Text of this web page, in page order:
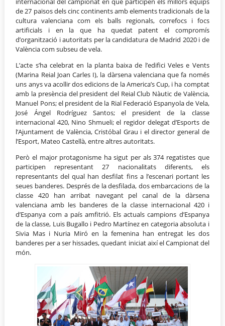
de 27 països dels cinc continents amb elements tradicionals de la
cultura valenciana com els balls regionals, correfocs i focs
artificials i en la que ha quedat patent el compromís
d’organització i autoritats per la candidatura de Madrid 2020 i de
València com subseu de vela.
L’acte s’ha celebrat en la planta baixa de l’edifici Veles e Vents
(Marina Reial Joan Carles I), la dàrsena valenciana que fa només
uns anys va acollir dos edicions de la America’s Cup, i ha comptat
amb la presència del president del Reial Club Nàutic de València,
Manuel Pons; el president de la Rial Federació Espanyola de Vela,
José Ángel Rodríguez Santos; el president de la classe
internacional 420, Nino Shmueli; el regidor delegat d’Esports de
l’Ajuntament de València, Cristóbal Grau i el director general de
l’Esport, Mateo Castellà, entre altres autoritats.
Però el major protagonisme ha sigut per als 374 regatistes que
participen representant 27 nacionalitats diferents, els
representants del qual han desfilat fins a l’escenari portant les
seues banderes. Després de la desfilada, dos embarcacions de la
classe 420 han arribat navegant pel canal de la dàrsena
valenciana amb les banderes de la classe internacional 420 i
d’Espanya com a país amfitrió. Els actuals campions d’Espanya
de la classe, Luis Bugallo i Pedro Martínez en categoria absoluta i
Sivia Mas i Nuria Miró en la femenina han entregat les dos
banderes per a ser hissades, quedant iniciat així el Campionat del
món.